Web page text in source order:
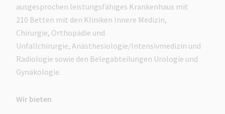
ausgesprochen leistungsfähiges Krankenhaus mit
210 Betten mit den Kliniken Innere Medizin,
Chirurgie, Orthopädie und
Unfallchirurgie, Anästhesiologie/Intensivmedizin und
Radiologie sowie den Belegabteilungen Urologie und
Gynäkologie.
Wir bieten